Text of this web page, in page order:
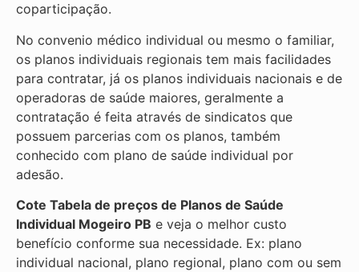
coparticipação.
No convenio médico individual ou mesmo o familiar,
os planos individuais regionais tem mais facilidades
para contratar, já os planos individuais nacionais e de
operadoras de saúde maiores, geralmente a
contratação é feita através de sindicatos que
possuem parcerias com os planos, também
conhecido com plano de saúde individual por
adesão.
Cote Tabela de preços de Planos de Saúde
Individual Mogeiro PB e veja o melhor custo
benefício conforme sua necessidade. Ex: plano
individual nacional, plano regional, plano com ou sem